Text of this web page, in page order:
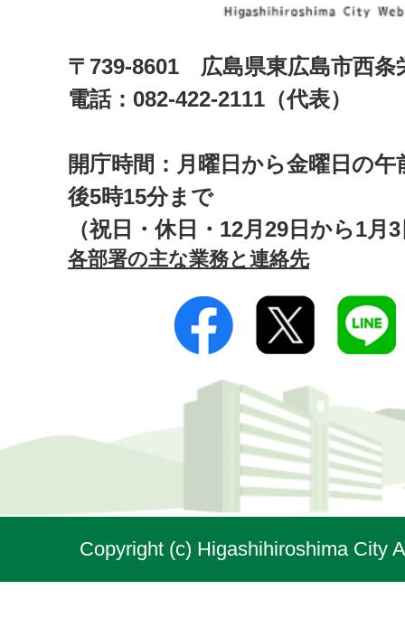
〒739-8601 広島県東広島市西
電話：082-422-2111（代表）
開庁時間：月曜日から金曜日の午
後5時15分まで
（祝日・休日・12月29日から1月
各部署の主な業務と連絡先
Copyright (c) Higashihiroshima City